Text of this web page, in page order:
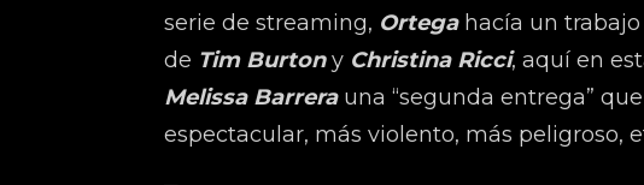
serie de streaming, Ortegahacía un trabajo
de Tim Burtony Christina Ricci, aquí en
Melissa Barrerauna “segunda entrega”
espectacular, más violento, más peligroso,